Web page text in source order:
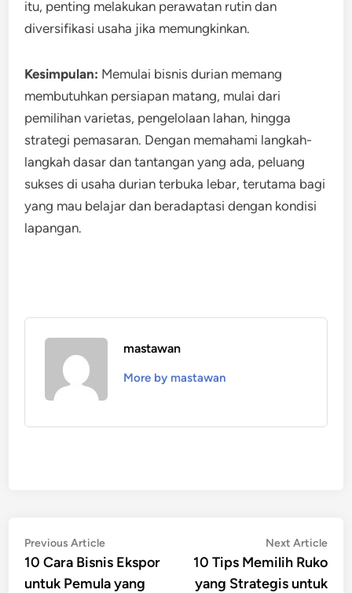
itu, penting melakukan perawatan rutin dan
diversifikasi usaha jika memungkinkan.
Kesimpulan: Memulai bisnis durian memang
membutuhkan persiapan matang, mulai dari
pemilihan varietas, pengelolaan lahan, hingga
strategi pemasaran. Dengan memahami langkah-
langkah dasar dan tantangan yang ada, peluang
sukses di usaha durian terbuka lebar, terutama bagi
yang mau belajar dan beradaptasi dengan kondisi
lapangan.
mastawan
More by mastawan
Post
navigation
Previous ArticlePrevious
article:
10 Cara Bisnis Ekspor
untuk Pemula yang
Next Article
10 Tips Memilih Ruko
yang Strategis untuk